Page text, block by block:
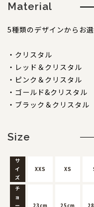
Material
5種類のデザインからお選
・クリスタル
・レッド＆クリスタル
・ピンク＆クリスタル
・ゴールド&クリスタル
・ブラック＆クリスタル
Size
サ
イ
ズ
XXS XS
チ
ョ
ー
23cm 25cm